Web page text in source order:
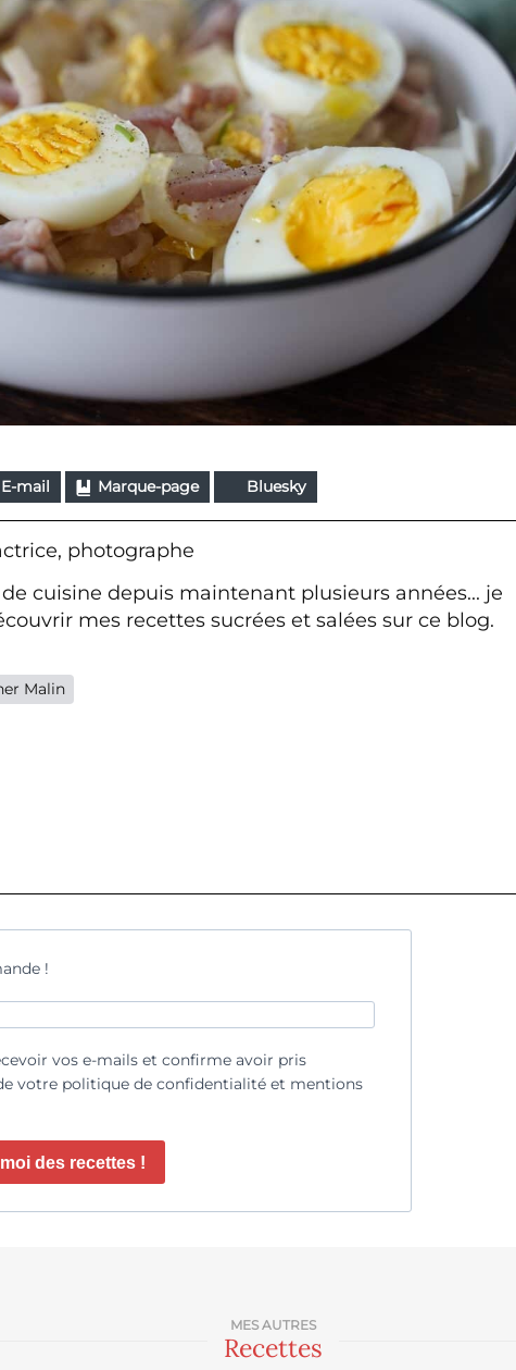
E-mail Marque-page Bluesky
photographe
cuisine depuis maintenant plusieurs années... je
mes recettes sucrées et salées sur ce blog.
Malin
!
vos e-mails et confirme avoir pris
votre politique de confidentialité et mentions
des recettes !
MES AUTRES
Recettes